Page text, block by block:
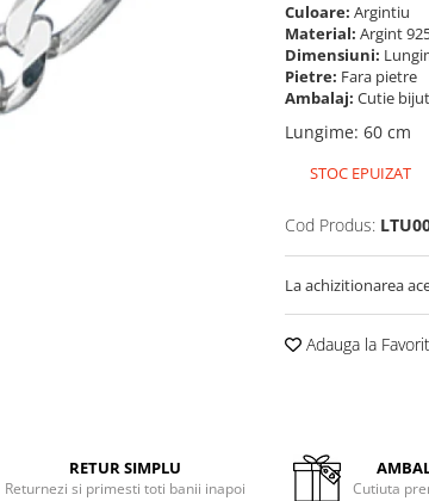
Culoare: Argintiu
Material: Argint
Dimensiuni:
Pietre: Fara pietre
Ambalaj: Cutie
Lungime: 60 cm
STOC EPUIZAT
Cod Produs:
La achizitionarea
Adauga la
RETUR SIMPLU
Returnezi si primesti toti banii inapoi Cutiuta